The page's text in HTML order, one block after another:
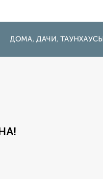
ДОМА, ДАЧИ, ТАУНХАУСЫ